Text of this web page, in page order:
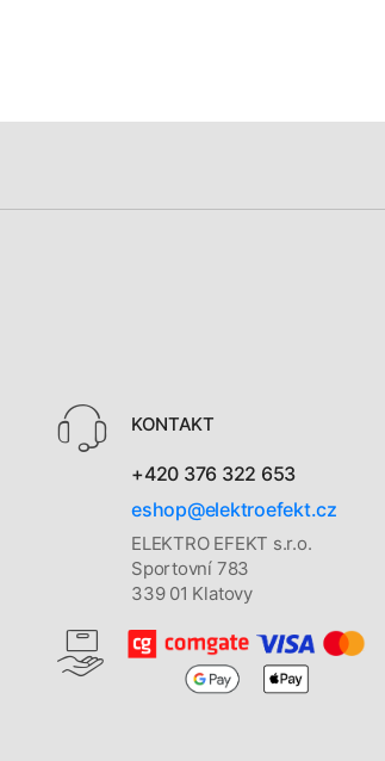
KONTAKT
+420 376 322 653
eshop@elektroefekt.cz
ELEKTRO EFEKT s.r.o.
Sportovní 783
339 01 Klatovy